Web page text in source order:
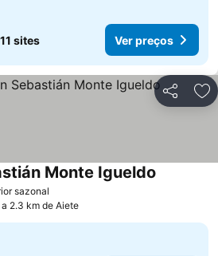
11 sites Ver preços
Partilhar
sazonal
Monte Igueldo
a 2.3 km de Aiete